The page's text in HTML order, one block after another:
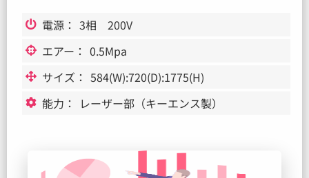
電源： 3相 200V
エアー： 0.5Mpa
サイズ： 584(W):720(D):1775(H)
能力：
レーザー部（キーエンス製）